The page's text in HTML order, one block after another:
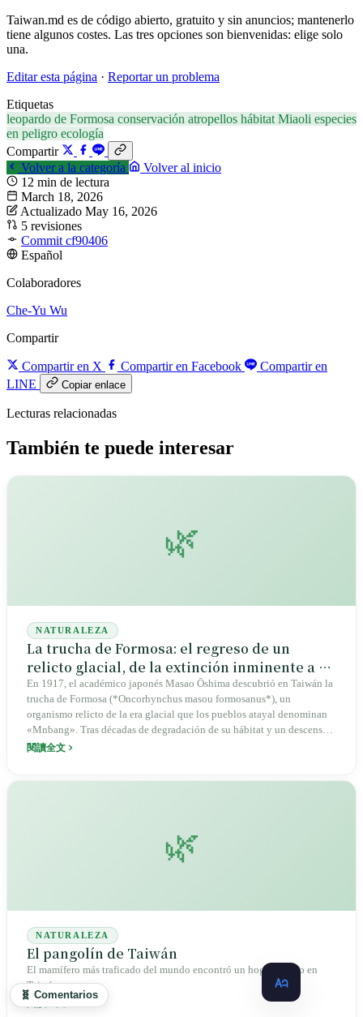
Taiwan.md es de código abierto, gratuito y sin anuncios; mantenerlo
tiene algunos costes. Las tres opciones son bienvenidas: elige solo
una.
Editar esta página · Reportar un problema
Etiquetas
leopardo de Formosa conservación atropellos hábitat Miaoli especies
en peligro ecología
Compartir
Volver a la categoría
Volver al inicio
12 min de lectura
March 18, 2026
Actualizado May 16, 2026
5 revisiones
Commit cf90406
Español
Colaboradores
Che-Yu Wu
Compartir
Compartir en X Compartir en Facebook
Compartir en
LINE
Copiar enlace
Lecturas relacionadas
También te puede interesar
🌿
NATURALEZA
La trucha de Formosa: el regreso de un
relicto glacial, de la extinción inminente a un
modelo de conservación de cuenca en
Taiwán
En 1917, el académico japonés Masao Ōshima descubrió en Taiwán la
trucha de Formosa (*Oncorhynchus masou formosanus*), un
organismo relicto de la era glacial que los pueblos atayal denominan
«Mnbang». Tras décadas de degradación de su hábitat y un descenso
poblacional que en 1915 la redujo a apenas unos 200 ejemplares, la
un caso de éxito de conservación integral de cuencas hidrográficas en
閱讀全文
🌿
NATURALEZA
El pangolín de Taiwán
El mamífero más traficado del mundo encontró un hogar seguro en
Taiwán
閱讀全文
🧬 Comentarios